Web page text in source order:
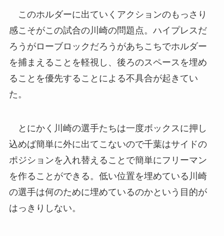
このホルダーに出ていくアクションのもっさり
感こそがこの試合の川崎の問題点。ハイプレスだ
ろうがローブロックだろうがあちこちでホルダー
を捕まえることを軽視し、後ろのスペースを埋め
ることを優先することによる不具合が起きてい
た。
とにかく川崎の選手たちは一度ボックスに押し
込めば簡単に外に出てこないので千葉はサイドの
ポジションを入れ替えることで簡単にフリーマン
を作ることができる。低い位置を埋めている川崎
の選手は何のために埋めているのかという目的が
はっきりしない。